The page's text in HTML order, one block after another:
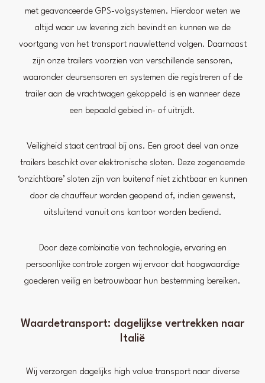
met geavanceerde GPS-volgsystemen. Hierdoor weten we
altijd waar uw levering zich bevindt en kunnen we de
voortgang van het transport nauwlettend volgen. Daarnaast
zijn onze trailers voorzien van verschillende sensoren,
waaronder deursensoren en systemen die registreren of de
trailer aan de vrachtwagen gekoppeld is en wanneer deze
een bepaald gebied in- of uitrijdt.
Veiligheid staat centraal bij ons. Een groot deel van onze
trailers beschikt over elektronische sloten. Deze zogenoemde
‘onzichtbare’ sloten zijn van buitenaf niet zichtbaar en kunnen
door de chauffeur worden geopend of, indien gewenst,
uitsluitend vanuit ons kantoor worden bediend.
Door deze combinatie van technologie, ervaring en
persoonlijke controle zorgen wij ervoor dat hoogwaardige
goederen veilig en betrouwbaar hun bestemming bereiken.
Waardetransport: dagelijkse vertrekken naar
Italië
Wij verzorgen dagelijks high value transport naar diverse